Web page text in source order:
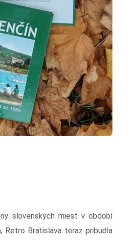
slovenských miest v období
Retro Bratislava teraz pribudla